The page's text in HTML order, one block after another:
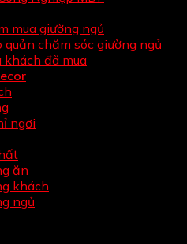
mua giường ngủ
quản chăm sóc giường ngủ
khách đã mua
ngơi
ăn
khách
ngủ